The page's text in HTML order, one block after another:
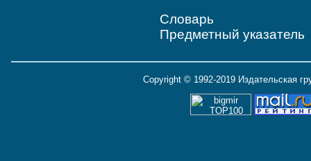
Словарь
Предметный указатель
Copyright © 1992-2019 Издательская